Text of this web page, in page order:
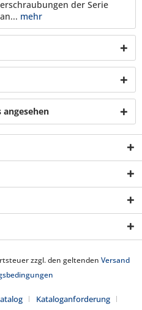
der Serie
mehr
angesehen
zzgl. den geltenden Versand
Kataloganforderung